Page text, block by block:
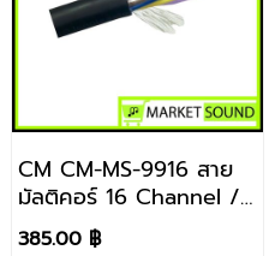
CM CM-MS-9916 สาย
มัลติคอร์ 16 Channel /
1 เมตร
385.00 ฿